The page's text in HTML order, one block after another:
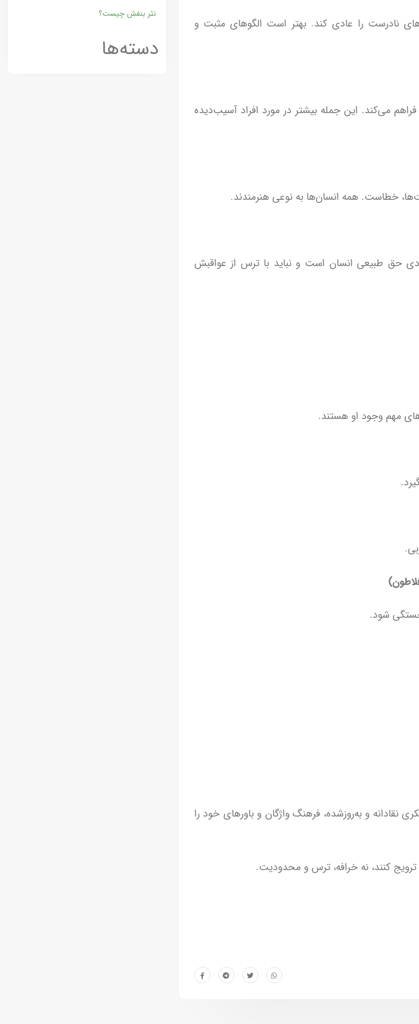
نادرست را عادی کند. بهتر است الگوهای مثبت و
می‌کند. این جمله بیشتر در مورد افراد آسیب‌دیده
خطاست. همه انسان‌ها به نوعی هنرمندند.
حق طبیعی انسان است و نباید با ترس از عواقبش
مهم وجود او هستند.
شود.
و به‌روزشده، فرهنگ واژگان و باورهای خود را
کنند، نه خرافه، ترس و محدودیت.
نثر بنفش چیست؟
دسته‌ها